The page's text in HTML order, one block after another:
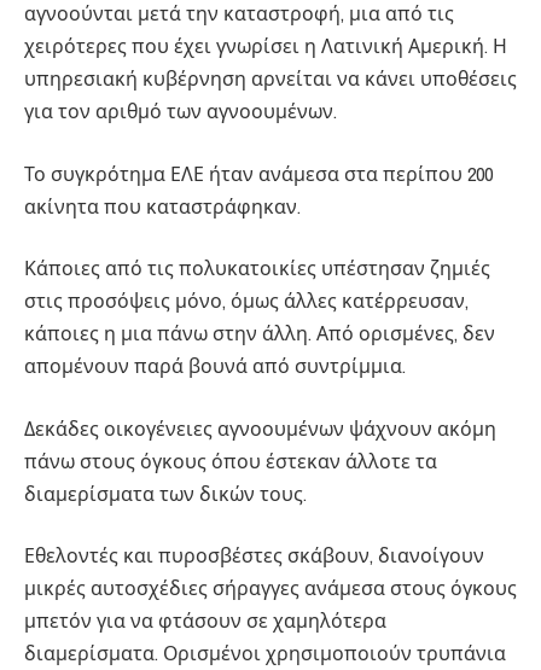
αγνοούνται μετά την καταστροφή, μια από τις
χειρότερες που έχει γνωρίσει η Λατινική Αμερική. Η
υπηρεσιακή κυβέρνηση αρνείται να κάνει υποθέσεις
για τον αριθμό των αγνοουμένων.
Το συγκρότημα ΕΛΕ ήταν ανάμεσα στα περίπου 200
ακίνητα που καταστράφηκαν.
Κάποιες από τις πολυκατοικίες υπέστησαν ζημιές
στις προσόψεις μόνο, όμως άλλες κατέρρευσαν,
κάποιες η μια πάνω στην άλλη. Από ορισμένες, δεν
απομένουν παρά βουνά από συντρίμμια.
Δεκάδες οικογένειες αγνοουμένων ψάχνουν ακόμη
πάνω στους όγκους όπου έστεκαν άλλοτε τα
διαμερίσματα των δικών τους.
Εθελοντές και πυροσβέστες σκάβουν, διανοίγουν
μικρές αυτοσχέδιες σήραγγες ανάμεσα στους όγκους
μπετόν για να φτάσουν σε χαμηλότερα
διαμερίσματα. Ορισμένοι χρησιμοποιούν τρυπάνια